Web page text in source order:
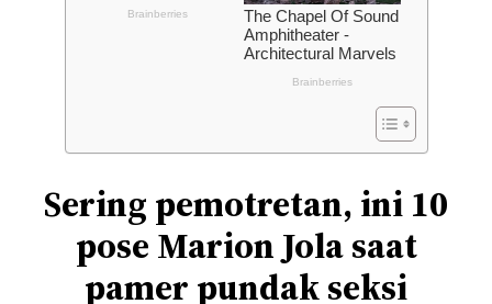
Sering pemotretan, ini 10
pose Marion Jola saat
pamer pundak seksi